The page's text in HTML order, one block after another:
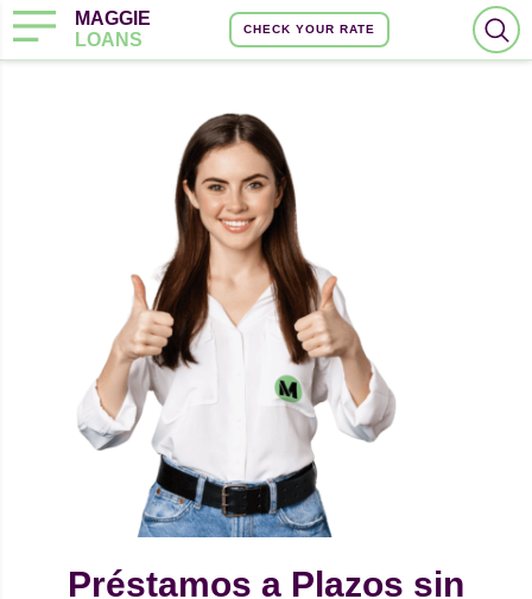
MAGGIE
LOANS
CHECK YOUR RATE
Préstamos a Plazos sin